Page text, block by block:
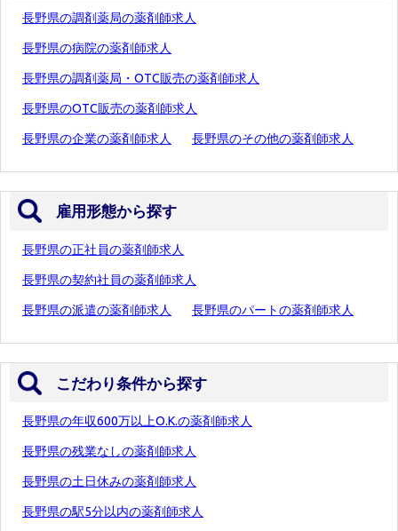
長野県の調剤薬局の薬剤師求人
長野県の病院の薬剤師求人
長野県の調剤薬局・OTC販売の薬剤師求人
長野県のOTC販売の薬剤師求人
長野県の企業の薬剤師求人 長野県のその他の薬剤師求人
雇用形態から探す
長野県の正社員の薬剤師求人
長野県の契約社員の薬剤師求人
長野県の派遣の薬剤師求人 長野県のパートの薬剤師求人
こだわり条件から探す
長野県の年収600万以上O.K.の薬剤師求人
長野県の残業なしの薬剤師求人
長野県の土日休みの薬剤師求人
長野県の駅5分以内の薬剤師求人